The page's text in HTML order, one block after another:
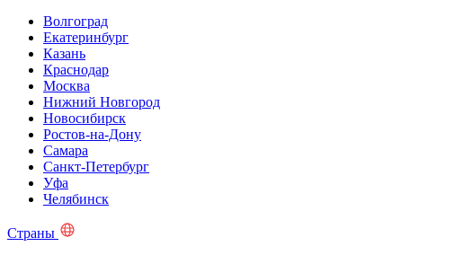
Волгоград
Екатеринбург
Казань
Краснодар
Москва
Нижний Новгород
Новосибирск
Ростов-на-Дону
Самара
Санкт-Петербург
Уфа
Челябинск
Страны